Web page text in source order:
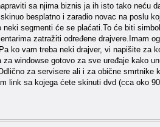
sa njima biznis ja ih isto tako neću
besplatno i zaradio novac na poslu
segmenti će se plaćati.To će biti
zatražiti određene drajvere.Imam
ko vam treba neki drajver, vi napišite za
windowse gotovo za sve uređaje kako
za servisere ali i za obične smrtnike
link sa kojega ćete skinuti dvd (cca oko